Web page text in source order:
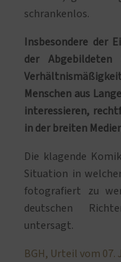
schrankenlos.
Insbesondere der
der
Menschen aus
interessieren,
in der breiten
Die klagende
Situation in
fotografiert zu
deutschen
untersagt.
BGH, Urteil vom 07.